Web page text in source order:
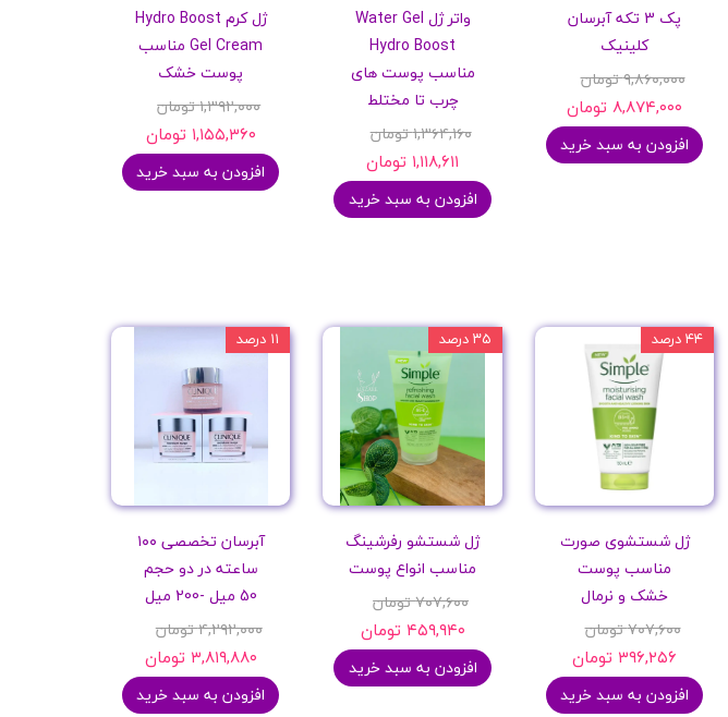
پک 3 تکه آبرسان
کلینیک
۹,۸۶۰,۰۰۰ تومان
۸,۸۷۴,۰۰۰ تومان
افزودن به سبد خرید
واتر ژل Water Gel
Hydro Boost
مناسب پوست های
چرب تا مختلط
۱,۳۶۴,۱۶۰ تومان
۱,۱۱۸,۶۱۱ تومان
افزودن به سبد خرید
ژل کرم Hydro Boost
Gel Cream مناسب
پوست خشک
۱,۳۹۲,۰۰۰ تومان
۱,۱۵۵,۳۶۰ تومان
افزودن به سبد خرید
ژل شستشوی صورت
مناسب پوست
خشک و نرمال
۷۰۷,۶۰۰ تومان
۳۹۶,۲۵۶ تومان
افزودن به سبد خرید
۴۴ درصد
ژل شستشو رفرشینگ
مناسب انواع پوست
۷۰۷,۶۰۰ تومان
۴۵۹,۹۴۰ تومان
افزودن به سبد خرید
۳۵ درصد
آبرسان تخصصی ۱۰۰
ساعته در دو حجم
50 میل -200 میل
۴,۲۹۲,۰۰۰ تومان
۳,۸۱۹,۸۸۰ تومان
افزودن به سبد خرید
۱۱ درصد